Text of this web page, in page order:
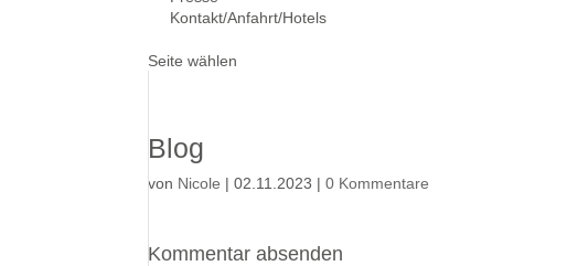
Kontakt/Anfahrt/Hotels
Seite wählen
Blog
von Nicole |02.11.2023 |0 Kommentare
Kommentar absenden